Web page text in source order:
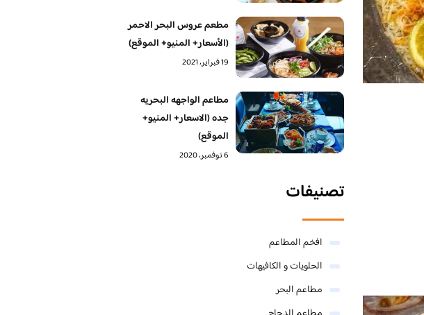
مطعم عروس البحر الاحمر
(الأسعار+ المنيو+ الموقع)
19 فبراير، 2021
مطاعم الواجهه البحريه
جده (الاسعار+ المنيو+
الموقع)
6 نوفمبر، 2020
تصنيفات
افخم المطاعم
الحلويات و الكافيهات ‎
مطاعم البحر